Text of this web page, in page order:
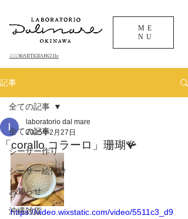
​2013©ARTIGIANO.llc
ME
NU
記事
全ての記事
シーサー作り
シーサー絵付け
お知らせ
沖縄雑貨
全ての記事
「corallo コラーロ」珊瑚🪸
laboratorio dal mare
2025年2月27日
https://video.wixstatic.com/video/5511c3_d9